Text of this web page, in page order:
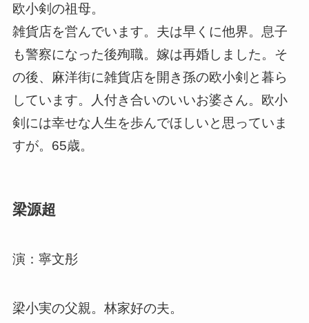
欧小剣の祖母。
雑貨店を営んでいます。夫は早くに他界。息子
も警察になった後殉職。嫁は再婚しました。そ
の後、麻洋街に雑貨店を開き孫の欧小剣と暮ら
しています。人付き合いのいいお婆さん。欧小
剣には幸せな人生を歩んでほしいと思っていま
すが。65歳。
梁源超
演：寧文彤
梁小実の父親。林家好の夫。